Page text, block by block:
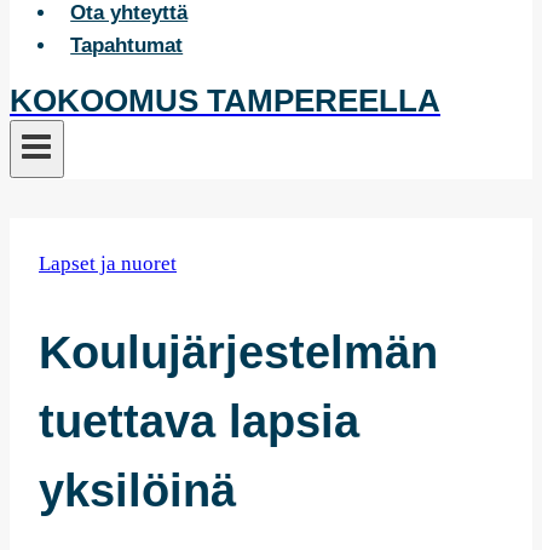
Ota yhteyttä
Tapahtumat
KOKOOMUS TAMPEREELLA
Lapset ja nuoret
Koulujärjestelmän
tuettava lapsia
yksilöinä